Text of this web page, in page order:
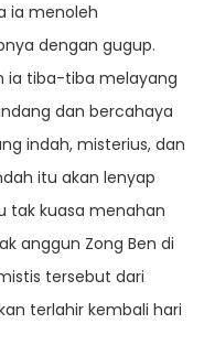
ia menoleh
dengan gugup.
ia tiba-tiba melayang
dan bercahaya
indah, misterius, dan
itu akan lenyap
tak kuasa menahan
anggun Zong Ben di
tersebut dari
terlahir kembali hari